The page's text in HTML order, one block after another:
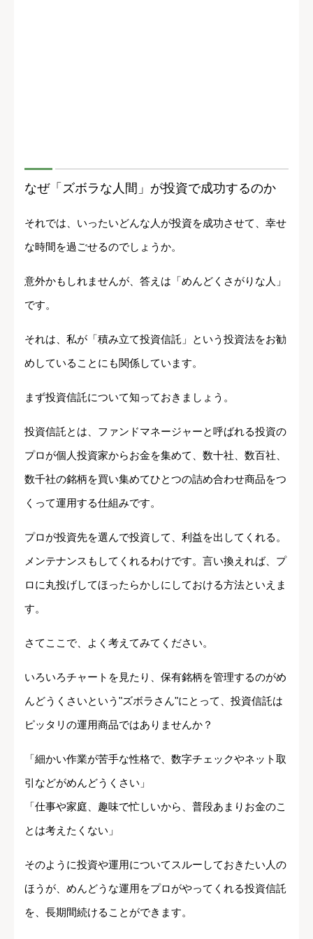
なぜ「ズボラな人間」が投資で成功するのか
それでは、いったいどんな人が投資を成功させて、幸せ
な時間を過ごせるのでしょうか。
意外かもしれませんが、答えは「めんどくさがりな人」
です。
それは、私が「積み立て投資信託」という投資法をお勧
めしていることにも関係しています。
まず投資信託について知っておきましょう。
投資信託とは、ファンドマネージャーと呼ばれる投資の
プロが個人投資家からお金を集めて、数十社、数百社、
数千社の銘柄を買い集めてひとつの詰め合わせ商品をつ
くって運用する仕組みです。
プロが投資先を選んで投資して、利益を出してくれる。
メンテナンスもしてくれるわけです。言い換えれば、プ
ロに丸投げしてほったらかしにしておける方法といえま
す。
さてここで、よく考えてみてください。
いろいろチャートを見たり、保有銘柄を管理するのがめ
んどうくさいという"ズボラさん"にとって、投資信託は
ピッタリの運用商品ではありませんか？
「細かい作業が苦手な性格で、数字チェックやネット取
引などがめんどうくさい」
「仕事や家庭、趣味で忙しいから、普段あまりお金のこ
とは考えたくない」
そのように投資や運用についてスルーしておきたい人の
ほうが、めんどうな運用をプロがやってくれる投資信託
を、長期間続けることができます。